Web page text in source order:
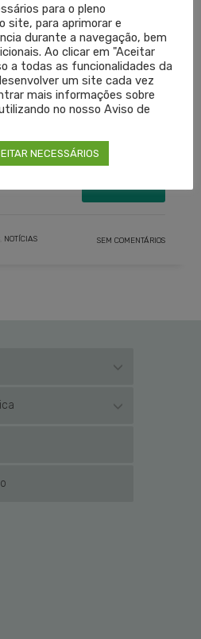
CREMERS
EDUARDO TRINDADE
EDUARDO TRINDADE
NOTÍCIAS SEM COMENTÁRIOS
para o pleno
site, para aprimorar e
durante a navegação, bem
Ao clicar em "Aceitar
a todas as funcionalidades da
um site cada vez
mais informações sobre
no nosso Aviso de
NECESSÁRIOS